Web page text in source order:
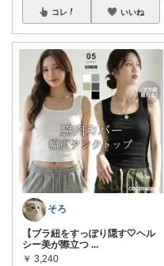
コレ いいね
そろ
【ブラ紐をすっぽり隠す🤍ヘル
シー美が際立つ ...
￥ 3,240